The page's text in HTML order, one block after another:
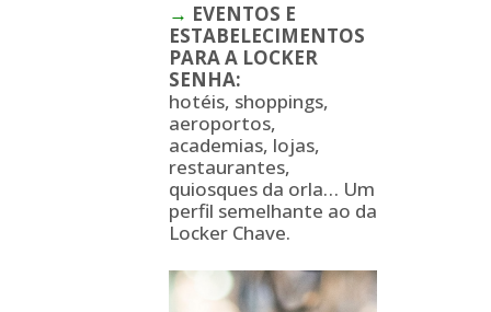
→ EVENTOS E
ESTABELECIMENTOS
PARA A LOCKER
SENHA:
hotéis, shoppings,
aeroportos,
academias, lojas,
restaurantes,
quiosques da orla… Um
perfil semelhante ao da
Locker Chave.